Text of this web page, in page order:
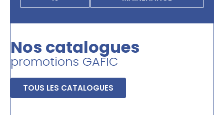
Nos catalogues
promotions GAFIC
TOUS LES CATALOGUES